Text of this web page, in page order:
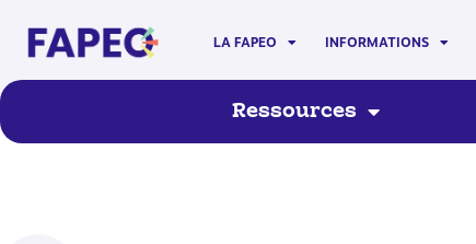
LA FAPEO INFORMATIONS
Ressources